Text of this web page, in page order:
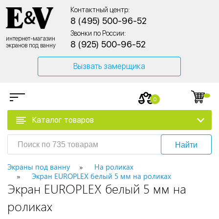
интернет-магазин
экранов под ванну
Контактный центр:
8 (495) 500-96-52
Звонки по России:
8 (925) 500-96-52
Вызвать замерщика
0
Каталог товаров
Найти
Экраны под ванну
На роликах
Экран EUROPLEX белый 5 мм на роликах
Экран EUROPLEX белый 5 мм на
роликах